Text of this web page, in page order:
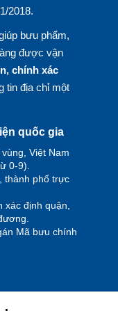
2018.
bưu phẩm,
được vận
chính xác
tin địa chỉ một
quốc gia
Việt Nam
0-9).
thành phố trực
định quận,
Mã bưu chính